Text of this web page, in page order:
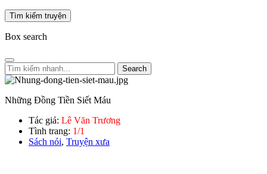
Tìm kiếm truyện
Box search
Search
Những Đồng Tiền Siết Máu
Tác giả: Lê Văn Trương
Tình trang: 1/1
Sách nói, Truyện xưa